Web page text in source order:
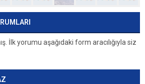
İlk yorumu aşağıdaki form aracılığıyla siz